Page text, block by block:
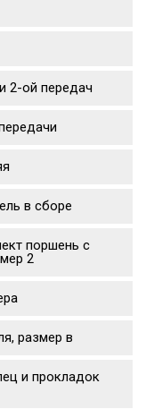
2-ой передач
в сборе
поршень с
2
размер в
и прокладок